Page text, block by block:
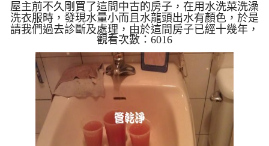
屋主前不久剛買了這間中古的房子，在用水洗菜洗澡
洗衣服時，發現水量小而且水龍頭出水有顏色，於是
請我們過去診斷及處理，由於這間房子已經十幾年，
又沒洗水管 洗過，加上鐵管繡蝕，水就呈現紅色像
是胡蘿蔔汁，屋主告知洗澡過後皮膚會紅癢，這是由
於管壁內有鐵鏽及細菌造成，所以馬上就來看看自來
水管裡面藏了什麼 一開始先把管路的水清空，只看
到稍微紅色的液體 當開始使用高周波機 清洗水管
時，水就像是泥漿，源源不絕的跑出來 水管清洗 差
不多20分鐘以後，水就漸漸變乾淨了，可見水管裡面
藏...
觀看次數：6016